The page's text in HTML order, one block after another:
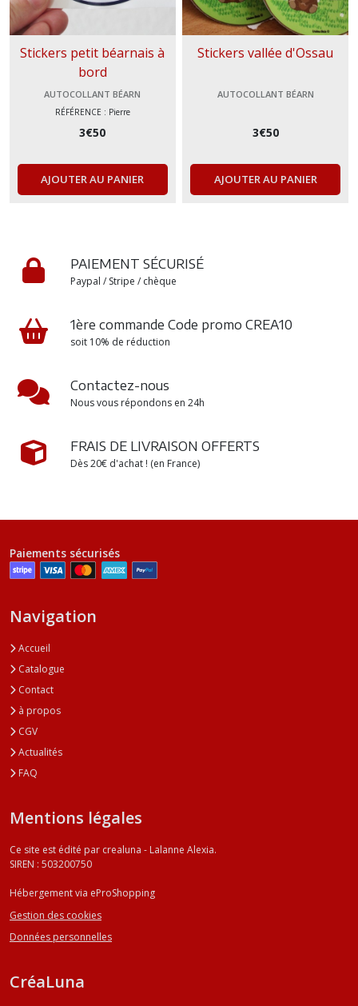
Stickers petit béarnais à
bord
AUTOCOLLANT BÉARN
RÉFÉRENCE : Pierre
3€50
AJOUTER AU PANIER
Stickers vallée d'Ossau
AUTOCOLLANT BÉARN
3€50
AJOUTER AU PANIER
PAIEMENT SÉCURISÉ
Paypal / Stripe / chèque
1ère commande Code promo CREA10
soit 10% de réduction
Contactez-nous
Nous vous répondons en 24h
FRAIS DE LIVRAISON OFFERTS
Dès 20€ d'achat ! (en France)
Paiements sécurisés
Navigation
Accueil
Catalogue
Contact
à propos
CGV
Actualités
FAQ
Mentions légales
Ce site est édité par crealuna - Lalanne Alexia.
SIREN : 503200750
Hébergement via eProShopping
Gestion des cookies
Données personnelles
CréaLuna